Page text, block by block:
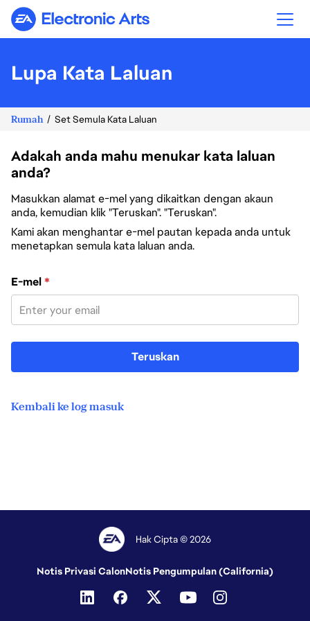
Electronic Arts
Lupa Kata Laluan
Rumah Set Semula Kata Laluan
Adakah anda mahu menukar kata laluan
anda?
Masukkan alamat e-mel yang dikaitkan dengan akaun
anda, kemudian klik "Teruskan". "Teruskan".
Kami akan menghantar e-mel pautan kepada anda untuk
menetapkan semula kata laluan anda.
Tetapkan semula kata laluan dengan e-mel anda
E-mel*
Teruskan
Kembali ke log masuk
Hak Cipta © 2026
Notis Privasi CalonNotis Pengumpulan (California)